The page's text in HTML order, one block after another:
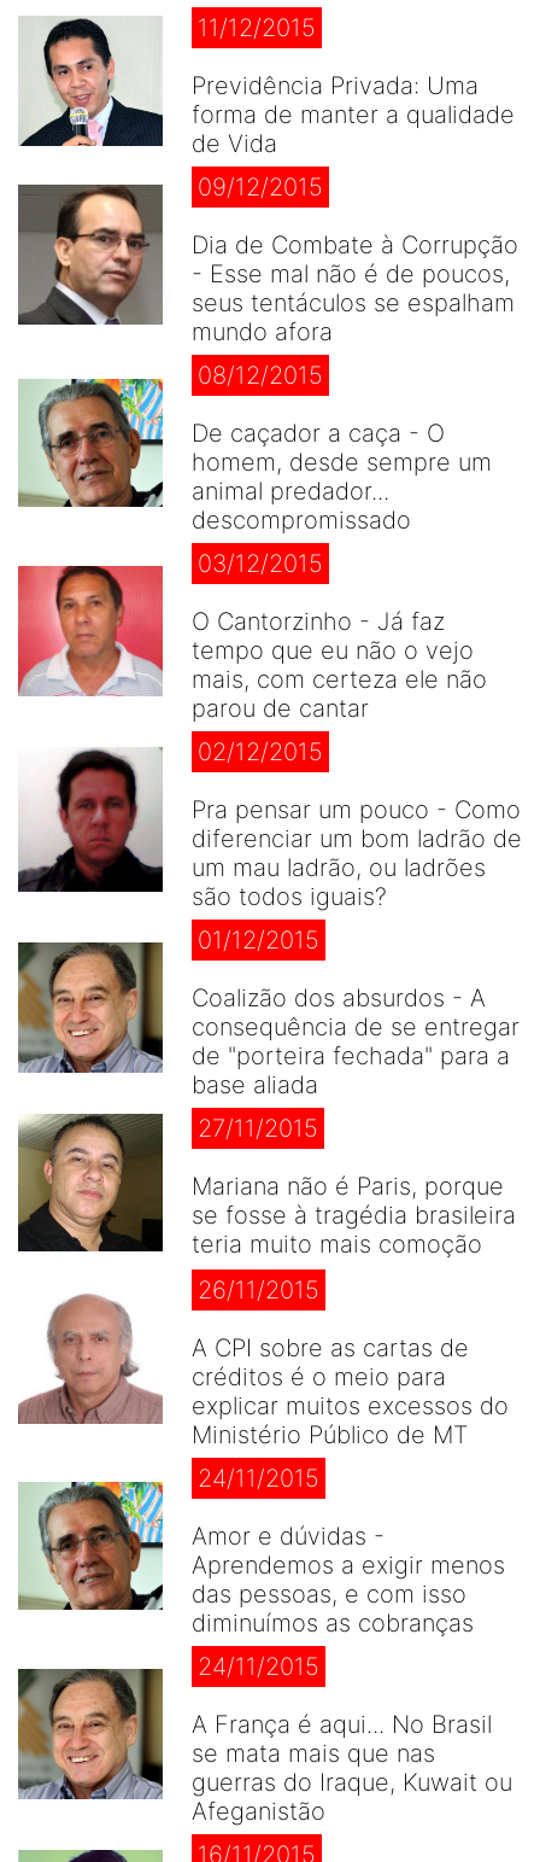
11/12/2015
Previdência Privada: Uma
forma de manter a qualidade
de Vida
09/12/2015
Dia de Combate à Corrupção
- Esse mal não é de poucos,
seus tentáculos se espalham
mundo afora
08/12/2015
De caçador a caça - O
homem, desde sempre um
animal predador...
descompromissado
03/12/2015
O Cantorzinho - Já faz
tempo que eu não o vejo
mais, com certeza ele não
parou de cantar
02/12/2015
Pra pensar um pouco - Como
diferenciar um bom ladrão de
um mau ladrão, ou ladrões
são todos iguais?
01/12/2015
Coalizão dos absurdos - A
consequência de se entregar
de "porteira fechada" para a
base aliada
27/11/2015
Mariana não é Paris, porque
se fosse à tragédia brasileira
teria muito mais comoção
26/11/2015
A CPI sobre as cartas de
créditos é o meio para
explicar muitos excessos do
Ministério Público de MT
24/11/2015
Amor e dúvidas -
Aprendemos a exigir menos
das pessoas, e com isso
diminuímos as cobranças
24/11/2015
A França é aqui... No Brasil
se mata mais que nas
guerras do Iraque, Kuwait ou
Afeganistão
16/11/2015